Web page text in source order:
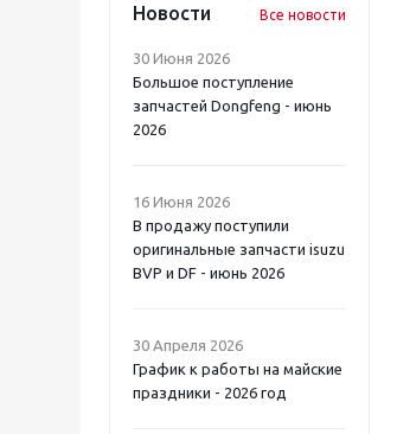
Новости Все новости
30 Июня 2026
Большое поступление
запчастей Dongfeng - июнь
2026
16 Июня 2026
В продажу поступили
оригинальные запчасти isuzu
BVP и DF - июнь 2026
30 Апреля 2026
График к работы на майские
праздники - 2026 год